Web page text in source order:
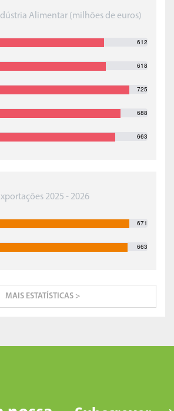
Alimentar (milhões de euros)
612
618
725
688
663
2025 - 2026
671
663
MAIS ESTATÍSTICAS >